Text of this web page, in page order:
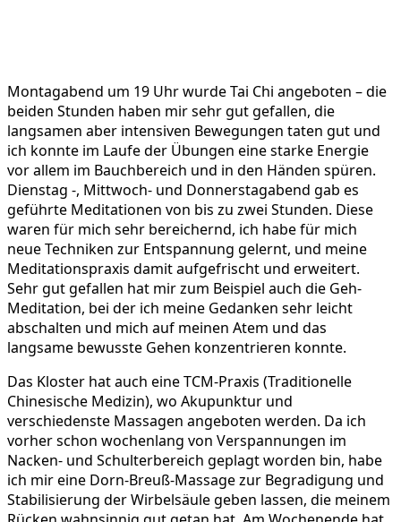
Montagabend um 19 Uhr wurde Tai Chi angeboten – die
beiden Stunden haben mir sehr gut gefallen, die
langsamen aber intensiven Bewegungen taten gut und
ich konnte im Laufe der Übungen eine starke Energie
vor allem im Bauchbereich und in den Händen spüren.
Dienstag -, Mittwoch- und Donnerstagabend gab es
geführte Meditationen von bis zu zwei Stunden. Diese
waren für mich sehr bereichernd, ich habe für mich
neue Techniken zur Entspannung gelernt, und meine
Meditationspraxis damit aufgefrischt und erweitert.
Sehr gut gefallen hat mir zum Beispiel auch die Geh-
Meditation, bei der ich meine Gedanken sehr leicht
abschalten und mich auf meinen Atem und das
langsame bewusste Gehen konzentrieren konnte.
Das Kloster hat auch eine TCM-Praxis (Traditionelle
Chinesische Medizin), wo Akupunktur und
verschiedenste Massagen angeboten werden. Da ich
vorher schon wochenlang von Verspannungen im
Nacken- und Schulterbereich geplagt worden bin, habe
ich mir eine Dorn-Breuß-Massage zur Begradigung und
Stabilisierung der Wirbelsäule geben lassen, die meinem